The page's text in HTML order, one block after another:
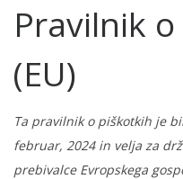
Pravilnik
(EU)
Ta pravilnik o piškotkih je
februar, 2024 in velja za
prebivalce Evropskega